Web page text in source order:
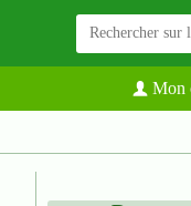
Mon